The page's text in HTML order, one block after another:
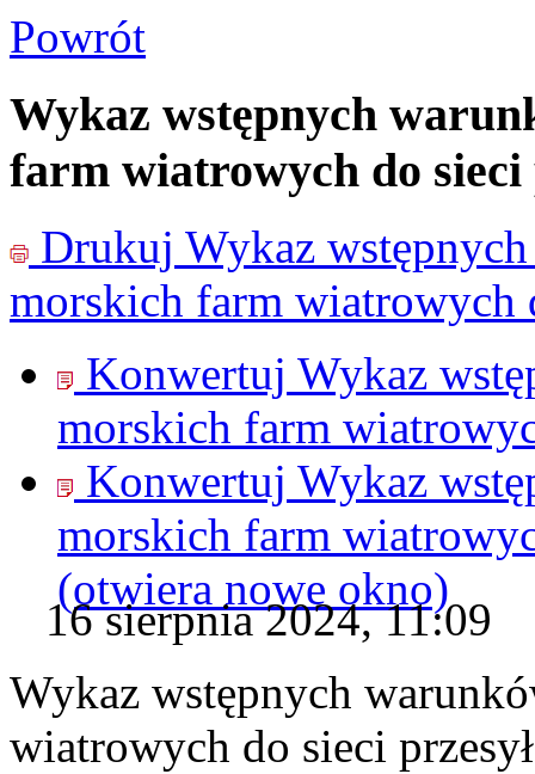
Powrót
Wykaz wstępnych
farm wiatrowych do sieci
Drukuj Wykaz
morskich farm wiatrowych
Konwertuj Wykaz
morskich farm
Konwertuj Wykaz
morskich farm
(otwiera nowe okno)
16 sierpnia 2024, 11:09
Wykaz wstępnych
wiatrowych do sieci